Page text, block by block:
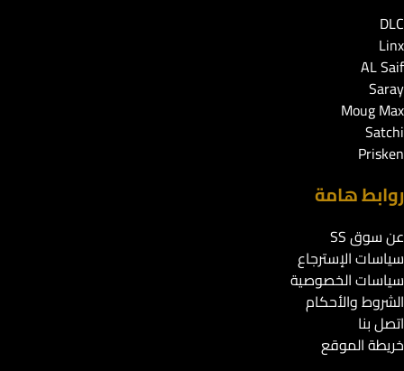
DLC
Linx
AL Saif
Saray
Moug Max
Satchi
Prisken
روابط هامة
عن سوق SS
سياسات الإسترجاع
سياسات الخصوصية
الشروط والأحكام
اتصل بنا
خريطة الموقع